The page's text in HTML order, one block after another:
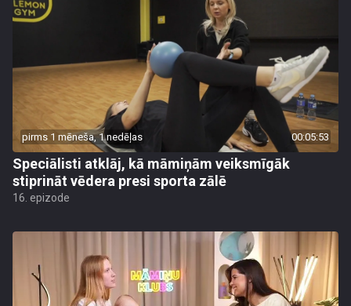
pirms 1 mēneša, 1 nedēļas 00:05:53
Speciālisti atklāj, kā māmiņām veiksmīgāk
stiprināt vēdera presi sporta zālē
16. epizode